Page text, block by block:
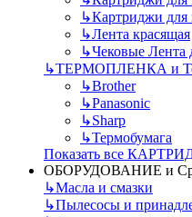
↳Картриджи для
↳Лента красящая
↳Чековые
↳ТЕРМОПЛЕНКА и
↳Brother
↳Panasonic
↳Sharp
↳Термобумага
Показать все
ОБОРУДОВАНИЕ и
↳Масла и смазки
↳Пылесосы и